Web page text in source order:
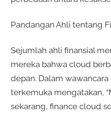
Pandangan Ahli tentang
Sejumlah ahli finansial
mereka bahwa cloud
depan. Dalam
terkemuka mengatakan,
sekarang, finance cloud